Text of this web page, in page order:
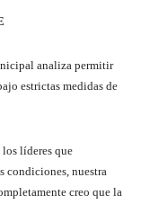
analiza permitir
estrictas medidas de
líderes que
condiciones, nuestra
creo que la